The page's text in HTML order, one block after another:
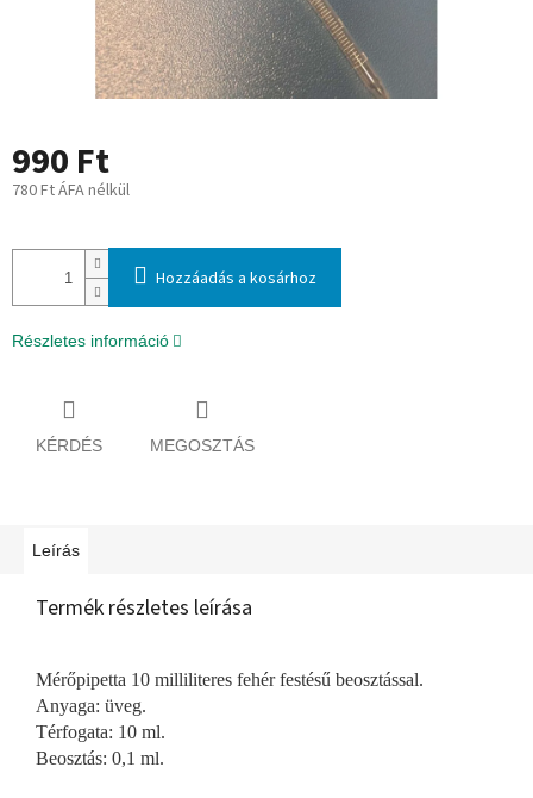
990 Ft
780 Ft ÁFA nélkül
Hozzáadás a kosárhoz
Részletes információ
KÉRDÉS MEGOSZTÁS
Leírás
Termék részletes leírása
Mérőpipetta 10 milliliteres fehér festésű beosztással.
Anyaga: üveg.
Térfogata: 10 ml.
Beosztás: 0,1 ml.